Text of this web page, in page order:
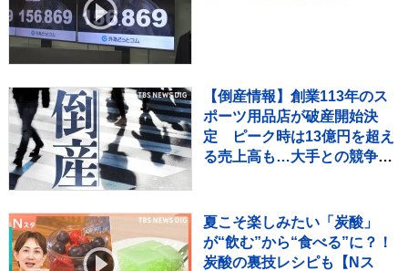
【倒産情報】創業113年のス
ポーツ用品店が破産開始決
定 ピーク時は13億円を超え
る売上高も…大手との競争や
夏こそ楽しみたい「炭酸」
が“飲む”から“食べる”に？！
炭酸の裏技レシピも【Nス